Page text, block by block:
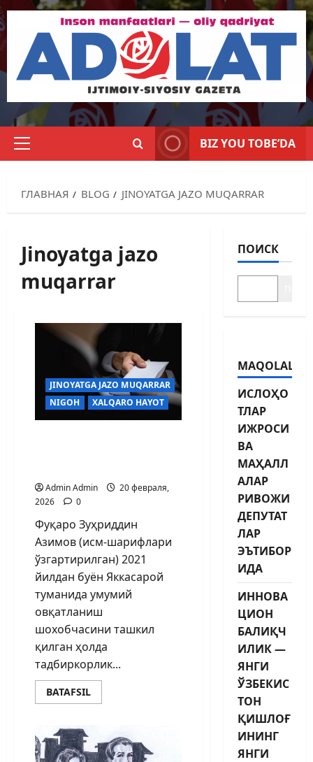
BIZ YOU TOBE’DA
ГЛАВНАЯ BLOG JINOYATGA JAZO MUQARRAR
Jinoyatga jazo
muqarrar
JINOYATGA JAZO MUQARRAR
NIGOH
XALQARO HAYOT
Admin Admin
20 февраля,
2026
0
Фуқаро Зуҳриддин
Азимов (исм-шарифлари
ўзгартирилган) 2021
йилдан буён Яккасарой
туманида умумий
овқатланиш
шохобчасини ташкил
қилган ҳолда
тадбиркорлик...
BATAFSIL
ПОИСК
MAQOLALAR
ИСЛОҲО
ТЛАР
ИЖРОСИ
ВА
МАҲАЛЛ
АЛАР
РИВОЖИ
ДЕПУТАТ
ЛАР
ЭЪТИБОР
ИДА
ИННОВА
ЦИОН
БАЛИҚЧ
ИЛИК —
ЯНГИ
ЎЗБЕКИС
ТОН
ҚИШЛОҒ
ИНИНГ
ЯНГИ